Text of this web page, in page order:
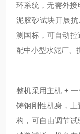
环系统，无需外接
泥胶砂试块开展
测国标，可自动
配中小型水泥厂、
整机采用主机 +
铸钢刚性机身，
构，可自由调节